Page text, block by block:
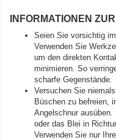
INFORMATIONEN
Seien Sie vorsichtig
Verwenden Sie
um den direkten
minimieren. So
scharfe Gegenstände.
Versuchen Sie
Büschen zu befreien,
Angelschnur
oder das Blei in
Verwenden Sie nur